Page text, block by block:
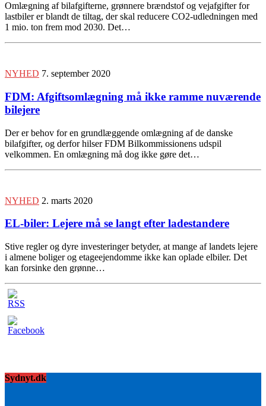
Omlægning af bilafgifterne, grønnere brændstof og vejafgifter for
lastbiler er blandt de tiltag, der skal reducere CO2-udledningen med
1 mio. ton frem mod 2030. Det…
NYHED 7. september 2020
FDM: Afgiftsomlægning må ikke ramme nuværende
bilejere
Der er behov for en grundlæggende omlægning af de danske
bilafgifter, og derfor hilser FDM Bilkommissionens udspil
velkommen. En omlægning må dog ikke gøre det…
NYHED 2. marts 2020
EL-biler: Lejere må se langt efter ladestandere
Stive regler og dyre investeringer betyder, at mange af landets lejere
i almene boliger og etageejendomme ikke kan oplade elbiler. Det
kan forsinke den grønne…
Sydnyt.dk